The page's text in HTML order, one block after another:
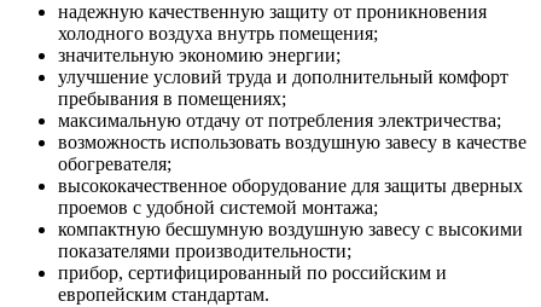
надежную качественную защиту от проникновения
холодного воздуха внутрь помещения;
значительную экономию энергии;
улучшение условий труда и дополнительный комфорт
пребывания в помещениях;
максимальную отдачу от потребления электричества;
возможность использовать воздушную завесу в качестве
обогревателя;
высококачественное оборудование для защиты дверных
проемов с удобной системой монтажа;
компактную бесшумную воздушную завесу с высокими
показателями производительности;
прибор, сертифицированный по российским и
европейским стандартам.